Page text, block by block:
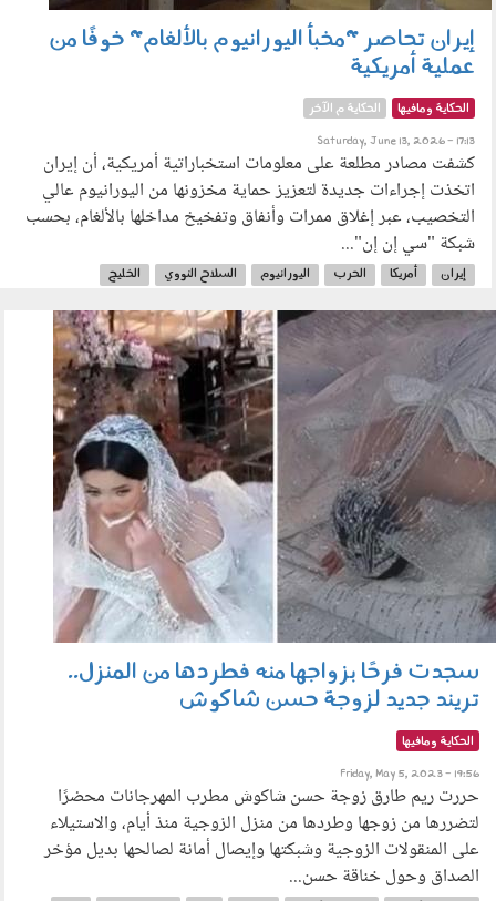
إيران تحاصر "مخبأ اليورانيوم بالألغام" خوفًا من
عملية أمريكية
الحكاية ومافيها الحكاية م الآخر
Saturday, June 13, 2026 - 17:13
كشفت مصادر مطلعة على معلومات استخباراتية أمريكية، أن إيران
اتخذت إجراءات جديدة لتعزيز حماية مخزونها من اليورانيوم عالي
التخصيب، عبر إغلاق ممرات وأنفاق وتفخيخ مداخلها بالألغام، بحسب
شبكة "سي إن إن"...
إيران أمريكا الحرب اليورانيوم السلاح النووي
الخليج
2023_3_10_22_25_21_797.jpeg
سجدت فرحًا بزواجها منه فطردها من المنزل..
تريند جديد لزوجة حسن شاكوش
الحكاية ومافيها
Friday, May 5, 2023 - 19:56
حررت ريم طارق زوجة حسن شاكوش مطرب المهرجانات محضرًا
لتضررها من زوجها وطردها من منزل الزوجية منذ أيام، والاستيلاء
على المنقولات الزوجية وشبكتها وإيصال أمانة لصالحها بديل مؤخر
الصداق وحول خناقة حسن...